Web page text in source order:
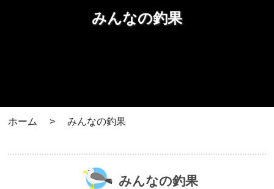
みんなの釣果
ホーム >みんなの釣果
みんなの釣果